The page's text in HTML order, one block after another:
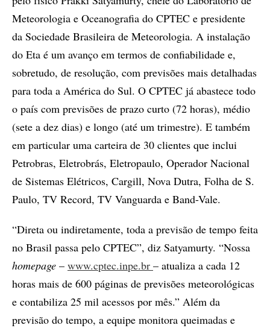
Meteorologia e Oceanografia do CPTEC e presidente
da Sociedade Brasileira de Meteorologia. A instalação
do Eta é um avanço em termos de confiabilidade e,
sobretudo, de resolução, com previsões mais detalhadas
para toda a América do Sul. O CPTEC já abastece todo
o país com previsões de prazo curto (72 horas), médio
(sete a dez dias) e longo (até um trimestre). E também
em particular uma carteira de 30 clientes que inclui
Petrobras, Eletrobrás, Eletropaulo, Operador Nacional
de Sistemas Elétricos, Cargill, Nova Dutra, Folha de S.
Paulo, TV Record, TV Vanguarda e Band-Vale.
“Direta ou indiretamente, toda a previsão de tempo feita
no Brasil passa pelo CPTEC”, diz Satyamurty. “Nossa
homepage – www.cptec.inpe.br – atualiza a cada 12
horas mais de 600 páginas de previsões meteorológicas
e contabiliza 25 mil acessos por mês.” Além da
previsão do tempo, a equipe monitora queimadas e